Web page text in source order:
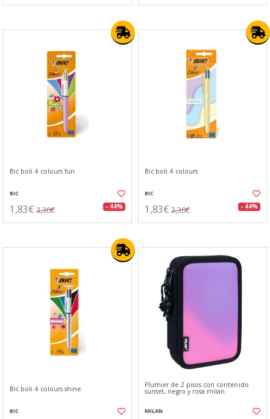
Bic boli 4 colours fun
BIC
1,83€ 3,30€ - 44%
Bic boli 4 colours
BIC
1,83€ 3,30€ - 44%
Bic boli 4 colours shine
BIC
Plumier de 2 pisos con contenido
sunset, negro y rosa milan
MILAN